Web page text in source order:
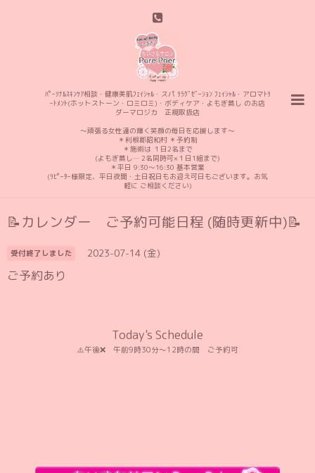
ﾊﾟｰｿﾅﾙｽｷﾝｹｱ相談・健康美肌ﾌｪｲｼｬﾙ・スパ ﾘﾗｸﾞｾﾞｰｼｮﾝ ﾌｪｲｼｬﾙ・アロマﾄﾘ
ｰﾄﾒﾝﾄ(ホットストーン・ロミロミ)・ボディケア・よもぎ蒸し のお店
ダーマロジカ 正規取扱店
〜頑張る女性達の輝く笑顔の毎日を応援します〜
＊利根郡昭和村 ＊予約制
＊施術は １日2名まで
(よもぎ蒸し… 2名同時可×１日1組まで)
＊平日 9:30〜16:30 基本営業
(ﾘﾋﾟｰﾀｰ様限定、平日夜間・土日祝日もお迎え可日もございます。お気
軽に ご相談ください)
📝カレンダー ご予約可能日程 (随時更新中)📝
受付終了しました 2023-07-14 (金)
ご予約あり
Today's Schedule
⚠️午後❌️ 午前9時30分〜12時の間 ご予約可